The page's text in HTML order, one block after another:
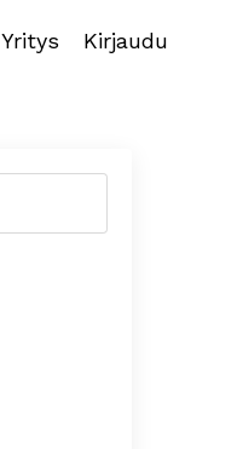
Yritys Kirjaudu